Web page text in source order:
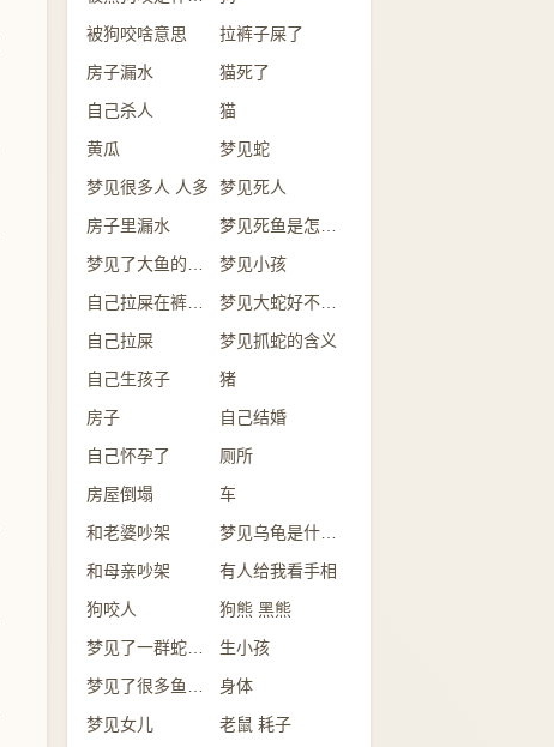
被狗咬啥意思
拉裤子屎了
房子漏水
猫死了
自己杀人
猫
黄瓜
梦见蛇
梦见很多人 人多
梦见死人
房子里漏水
梦见小孩
梦见大蛇好不好？
自己拉屎
梦见抓蛇的含义
自己生孩子
猪
房子
自己结婚
自己怀孕了
厕所
房屋倒塌
车
和老婆吵架
梦见乌龟是什么意思？
和母亲吵架
有人给我看手相
狗咬人
狗熊 黑熊
生小孩
身体
梦见女儿
老鼠 耗子